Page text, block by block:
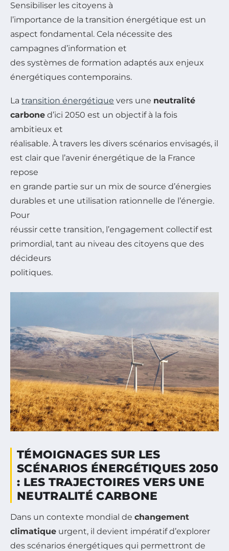
Sensibiliser les citoyens à
l’importance de la transition énergétique est un
aspect fondamental. Cela nécessite des
campagnes d’information et
des systèmes de formation adaptés aux enjeux
énergétiques contemporains.
La transition énergétique vers une neutralité
carbone d’ici 2050 est un objectif à la fois
ambitieux et
réalisable. À travers les divers scénarios envisagés, il
est clair que l’avenir énergétique de la France
repose
en grande partie sur un mix de source d’énergies
durables et une utilisation rationnelle de l’énergie.
Pour
réussir cette transition, l’engagement collectif est
primordial, tant au niveau des citoyens que des
décideurs
politiques.
TÉMOIGNAGES SUR LES
SCÉNARIOS ÉNERGÉTIQUES 2050
: LES TRAJECTOIRES VERS UNE
NEUTRALITÉ CARBONE
Dans un contexte mondial de changement
climatique urgent, il devient impératif d’explorer
des scénarios énergétiques qui permettront de